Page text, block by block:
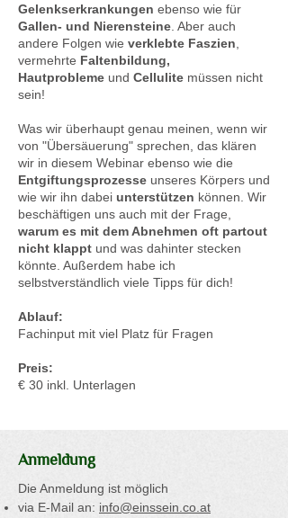
Gelenkserkrankungen ebenso wie für
Gallen- und Nierensteine . Aber auch
andere Folgen wie verklebte Faszien
vermehrte Faltenbildung,
Hautprobleme und Cellulite müssen nicht
sein!
Was wir überhaupt genau meinen, wenn wir
von "Übersäuerung" sprechen, das klären
wir in diesem Webinar ebenso wie die
Entgiftungsprozesse unseres Körpers und
wie wir ihn dabei unterstützen können. Wir
beschäftigen uns auch mit der Frage,
warum es mit dem Abnehmen oft partout
nicht klappt und was dahinter stecken
könnte. Außerdem habe ich
selbstverständlich viele Tipps für dich!
Ablauf:
Fachinput mit viel Platz für Fragen
Preis:
€ 30 inkl. Unterlagen
Anmeldung
Die Anmeldung ist möglich
via E-Mail an: info@einssein.co.at